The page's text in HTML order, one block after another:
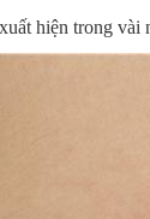
hiện trong vài